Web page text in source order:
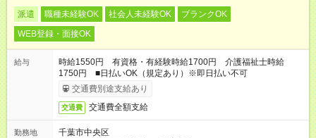
派遣 職種未経験OK 社会人未経験OK
ブランクOK
WEB登録・面接OK
給与
時給1550円 有資格・有経験時給1700円 介護福祉士時給
1750円 ■日払いOK（規定あり）※即日払い不可
交通費別途支給あり
交通費 交通費全額支給
勤務地
千葉市中央区